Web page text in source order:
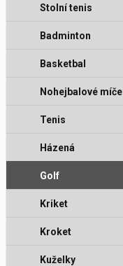
Stolní tenis
Badminton
Basketbal
Nohejbalové míče
Tenis
Házená
Golf
Kriket
Kroket
Kuželky